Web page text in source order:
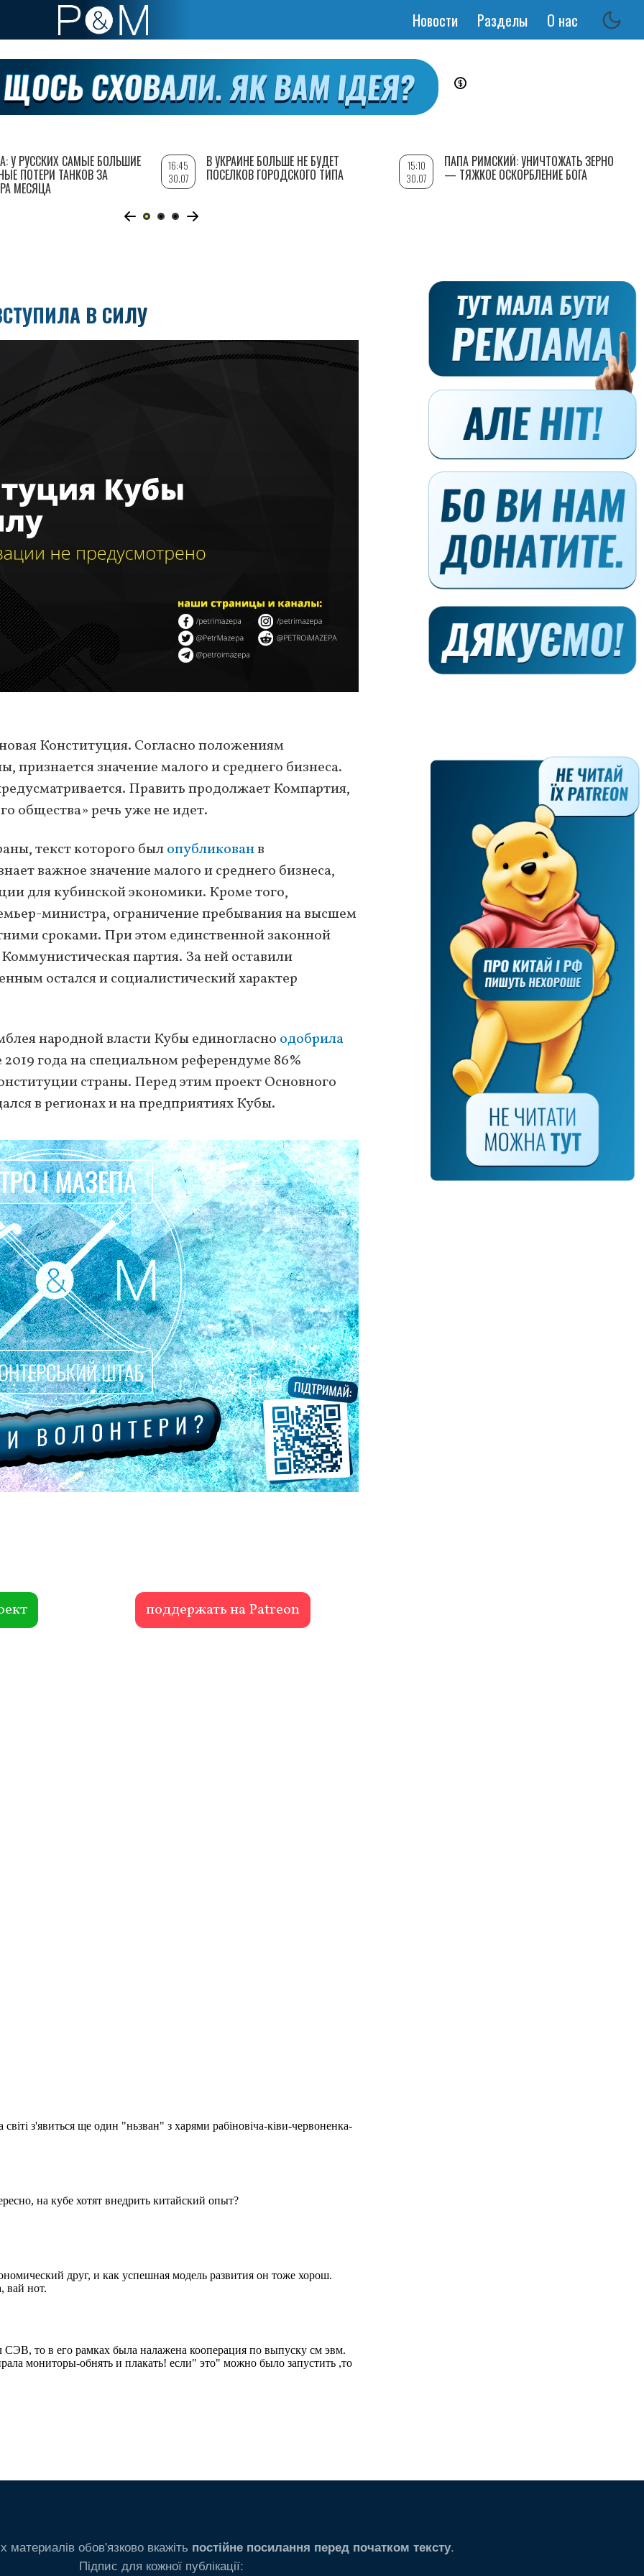
Основная
Новости Разделы О нас
В СИЛУ
Конституция. Согласно положениям
признается значение малого и среднего бизнеса.
Править продолжает Компартия,
общества» речь уже не идет.
текст которого былопубликованв
важное значение малого и среднего бизнеса,
для кубинской экономики. Кроме того,
министра, ограничение пребывания на высшем
сроками. При этом единственной законной
партия. За ней оставили
остался и социалистический характер
народной власти Кубы единогласно одобрила
года на специальном референдуме 86%
страны. Перед этим проект Основного
в регионах и на предприятиях Кубы.
поддержать на Patreon
У РУССКИХ САМЫЕ БОЛЬШИЕ
ПОТЕРИ ТАНКОВ ЗА
МЕСЯЦА
16:45
30.07
В УКРАИНЕ БОЛЬШЕ НЕ БУДЕТ
ПОСЕЛКОВ ГОРОДСКОГО ТИПА
15:10
30.07
ПАПА РИМСКИЙ: УНИЧТОЖАТЬ ЗЕРНО
— ТЯЖКОЕ ОСКОРБЛЕНИЕ БОГА
обов'язково вкажіть постійне посилання перед початком тексту.
Підпис для кожної публікації: